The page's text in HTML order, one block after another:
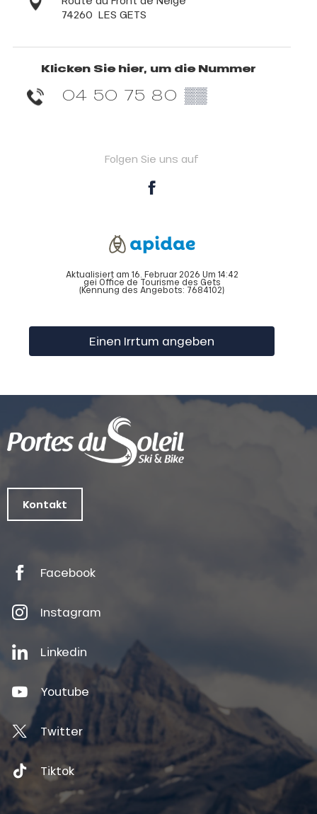
74260 LES GETS
Klicken Sie hier, um die Nummer
04 50 75 80 ▒▒
Folgen Sie uns auf
Aktualisiert am 16. Februar 2026 Um 14:42
gei Office de Tourisme des Gets
(Kennung des Angebots: 7684102)
Einen Irrtum angeben
Kontakt
Facebook
Instagram
Linkedin
Youtube
Twitter
Tiktok